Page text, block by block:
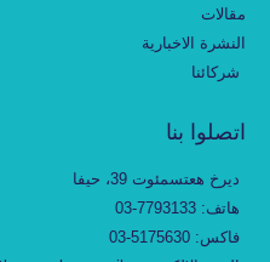
مقالات
النشرة الاخبارية
شركائنا
اتصلوا بنا
ديرخ هعتسمئوت 39، حيفا
هاتف: 7793133-03
فاكس: 5175630-03